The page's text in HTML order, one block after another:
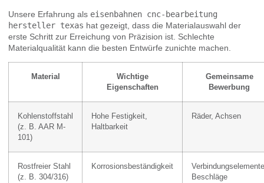
Unsere Erfahrung als eisenbahnen cnc-bearbeitung
hersteller texas hat gezeigt, dass die Materialauswahl der
erste Schritt zur Erreichung von Präzision ist. Schlechte
Materialqualität kann die besten Entwürfe zunichte machen.
Material
Wichtige
Eigenschaften
Gemeinsame
Bewerbung
Kohlenstoffstahl
(z. B. AAR M-
101)
Hohe Festigkeit,
Haltbarkeit
Räder, Achsen
Rostfreier Stahl
(z. B. 304/316)
Korrosionsbeständigkeit
Beschläge